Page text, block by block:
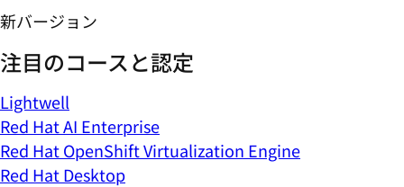
新バージョン
注目のコースと認定
Lightwell
Red Hat AI Enterprise
Red Hat OpenShift Virtualization Engine
Red Hat Desktop